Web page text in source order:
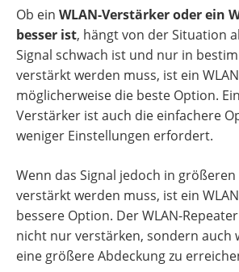
Ob ein WLAN-Verstärker oder ein
besser ist, hängt von der Situation
Signal schwach ist und nur in
verstärkt werden muss, ist ein
möglicherweise die beste Option.
Verstärker ist auch die einfachere
weniger Einstellungen erfordert.
Wenn das Signal jedoch in
verstärkt werden muss, ist ein
bessere Option. Der WLAN-
nicht nur verstärken, sondern auch
eine größere Abdeckung zu